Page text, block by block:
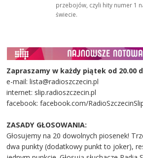
przebojów, czyli hity numer 1
świecie.
Zapraszamy w każdy piątek od 20.00
e-mail: lista@radioszczecin.pl
internet: slip.radioszczecin.pl
facebook: facebook.com/
ZASADY GŁOSOWANIA:
Głosujemy na 20 dowolnych piosenek!
dwa punkty (dodatkowy punkt to joker),